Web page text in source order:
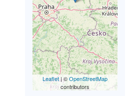
Leaflet| ©OpenStreetMap
contributors